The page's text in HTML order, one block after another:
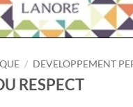
/ DEVELOPPEMENT
RESPECT